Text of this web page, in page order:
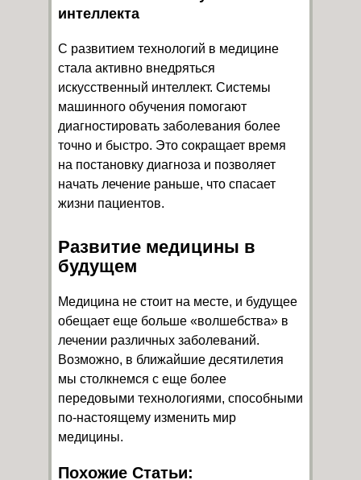
интеллекта
С развитием технологий в медицине
стала активно внедряться
искусственный интеллект. Системы
машинного обучения помогают
диагностировать заболевания более
точно и быстро. Это сокращает время
на постановку диагноза и позволяет
начать лечение раньше, что спасает
жизни пациентов.
Развитие медицины в
будущем
Медицина не стоит на месте, и будущее
обещает еще больше «волшебства» в
лечении различных заболеваний.
Возможно, в ближайшие десятилетия
мы столкнемся с еще более
передовыми технологиями, способными
по-настоящему изменить мир
медицины.
Похожие Статьи: